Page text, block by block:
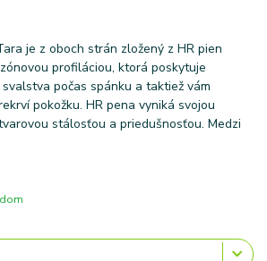
je z oboch strán zložený z HR pien
profiláciou, ktorá poskytuje
počas spánku a taktiež vám
pokožku. HR pena vyniká svojou
stálosťou a priedušnosťou. Medzi